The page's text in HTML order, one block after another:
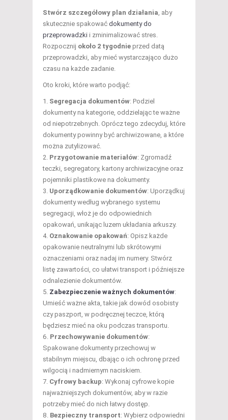
Stwórz szczegółowy plan działania, aby
skutecznie spakować dokumenty do
przeprowadzki i zminimalizować stres.
Rozpocznij około 2 tygodnie przed datą
przeprowadzki, aby mieć wystarczająco dużo
czasu na każde zadanie.
Oto kroki, które warto podjąć:
Segregacja dokumentów: Podziel
dokumenty na kategorie, oddzielając te ważne
od niepotrzebnych. Oprócz tego zdecyduj, które
dokumenty powinny być archiwizowane, a które
można zutylizować.
Przygotowanie materiałów: Zgromadź
teczki, segregatory, kartony archiwizacyjne oraz
pojemniki plastikowe na dokumenty.
Uporządkowanie dokumentów: Uporządkuj
dokumenty według wybranego systemu
segregacji, włoż je do odpowiednich
opakowań, unikając luzem układania arkuszy.
Oznakowanie opakowań: Opisz każde
opakowanie neutralnymi lub skrótowymi
oznaczeniami oraz nadaj im numery. Stwórz
listę zawartości, co ułatwi transport i późniejsze
odnalezienie dokumentów.
Zabezpieczenie ważnych dokumentów:
Umieść ważne akta, takie jak dowód osobisty
czy paszport, w podręcznej teczce, którą
będziesz mieć na oku podczas transportu.
Przechowywanie dokumentów:
Spakowane dokumenty przechowuj w
stabilnym miejscu, dbając o ich ochronę przed
wilgocią i nadmiernym naciskiem.
Cyfrowy backup: Wykonaj cyfrowe kopie
najważniejszych dokumentów, aby w razie
potrzeby mieć do nich łatwy dostęp.
Bezpieczny transport: Wybierz odpowiedni